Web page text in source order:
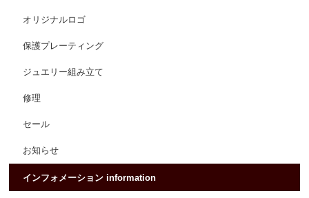
オリジナルロゴ
保護プレーティング
ジュエリー組み立て
修理
セール
お知らせ
インフォメーション information